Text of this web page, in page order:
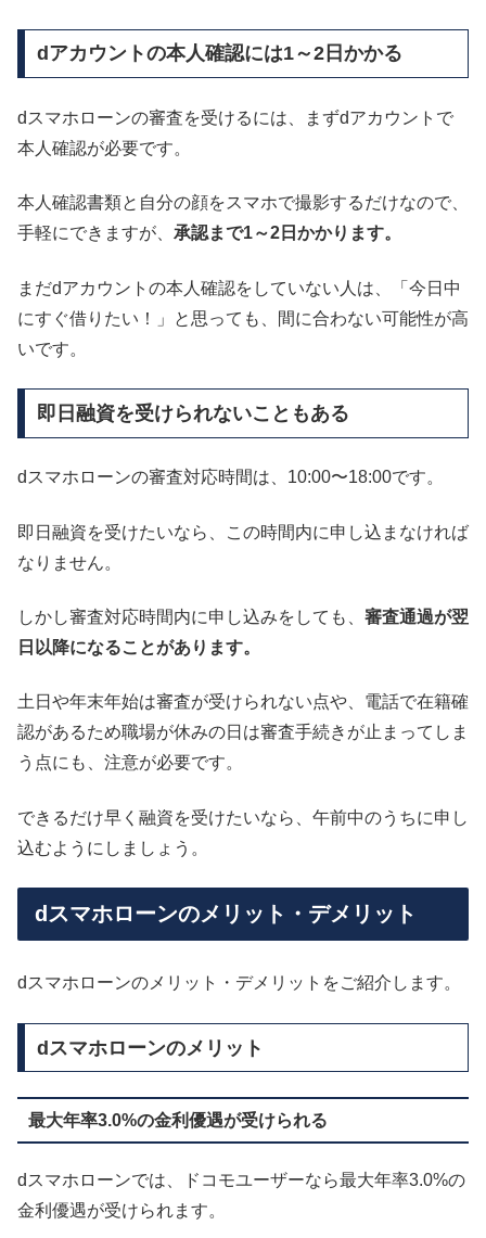
dアカウントの本人確認には1～2日かかる
dスマホローンの審査を受けるには、まずdアカウントで
本人確認が必要です。
本人確認書類と自分の顔をスマホで撮影するだけなので、
手軽にできますが、 承認まで1～2日かかります。
まだdアカウントの本人確認をしていない人は、「今日中
にすぐ借りたい！」と思っても、間に合わない可能性が高
いです。
即日融資を受けられないこともある
dスマホローンの審査対応時間は、10:00〜18:00です。
即日融資を受けたいなら、この時間内に申し込まなければ
なりません。
しかし審査対応時間内に申し込みをしても、 審査通過が翌
日以降になることがあります。
土日や年末年始は審査が受けられない点や、電話で在籍確
認があるため職場が休みの日は審査手続きが止まってしま
う点にも、注意が必要です。
できるだけ早く融資を受けたいなら、午前中のうちに申し
込むようにしましょう。
dスマホローンのメリット・デメリット
dスマホローンのメリット・デメリットをご紹介します。
dスマホローンのメリット
最大年率3.0%の金利優遇が受けられる
dスマホローンでは、ドコモユーザーなら最大年率3.0%の
金利優遇が受けられます。